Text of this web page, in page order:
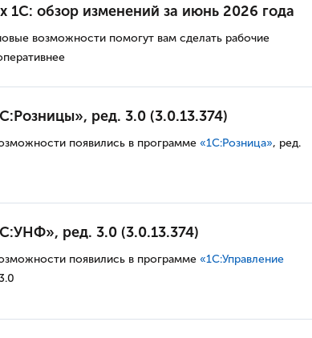
1С: обзор изменений за июнь 2026 года
возможности помогут вам сделать рабочие
ред. 3.0 (3.0.13.374)
появились в программе «1С:Розница», ред.
ред. 3.0 (3.0.13.374)
появились в программе «1С:Управление